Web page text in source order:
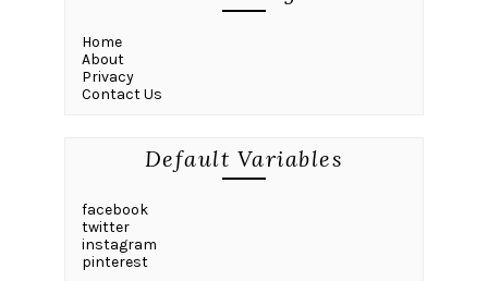
Home
About
Privacy
Contact Us
Default Variables
facebook
twitter
instagram
pinterest